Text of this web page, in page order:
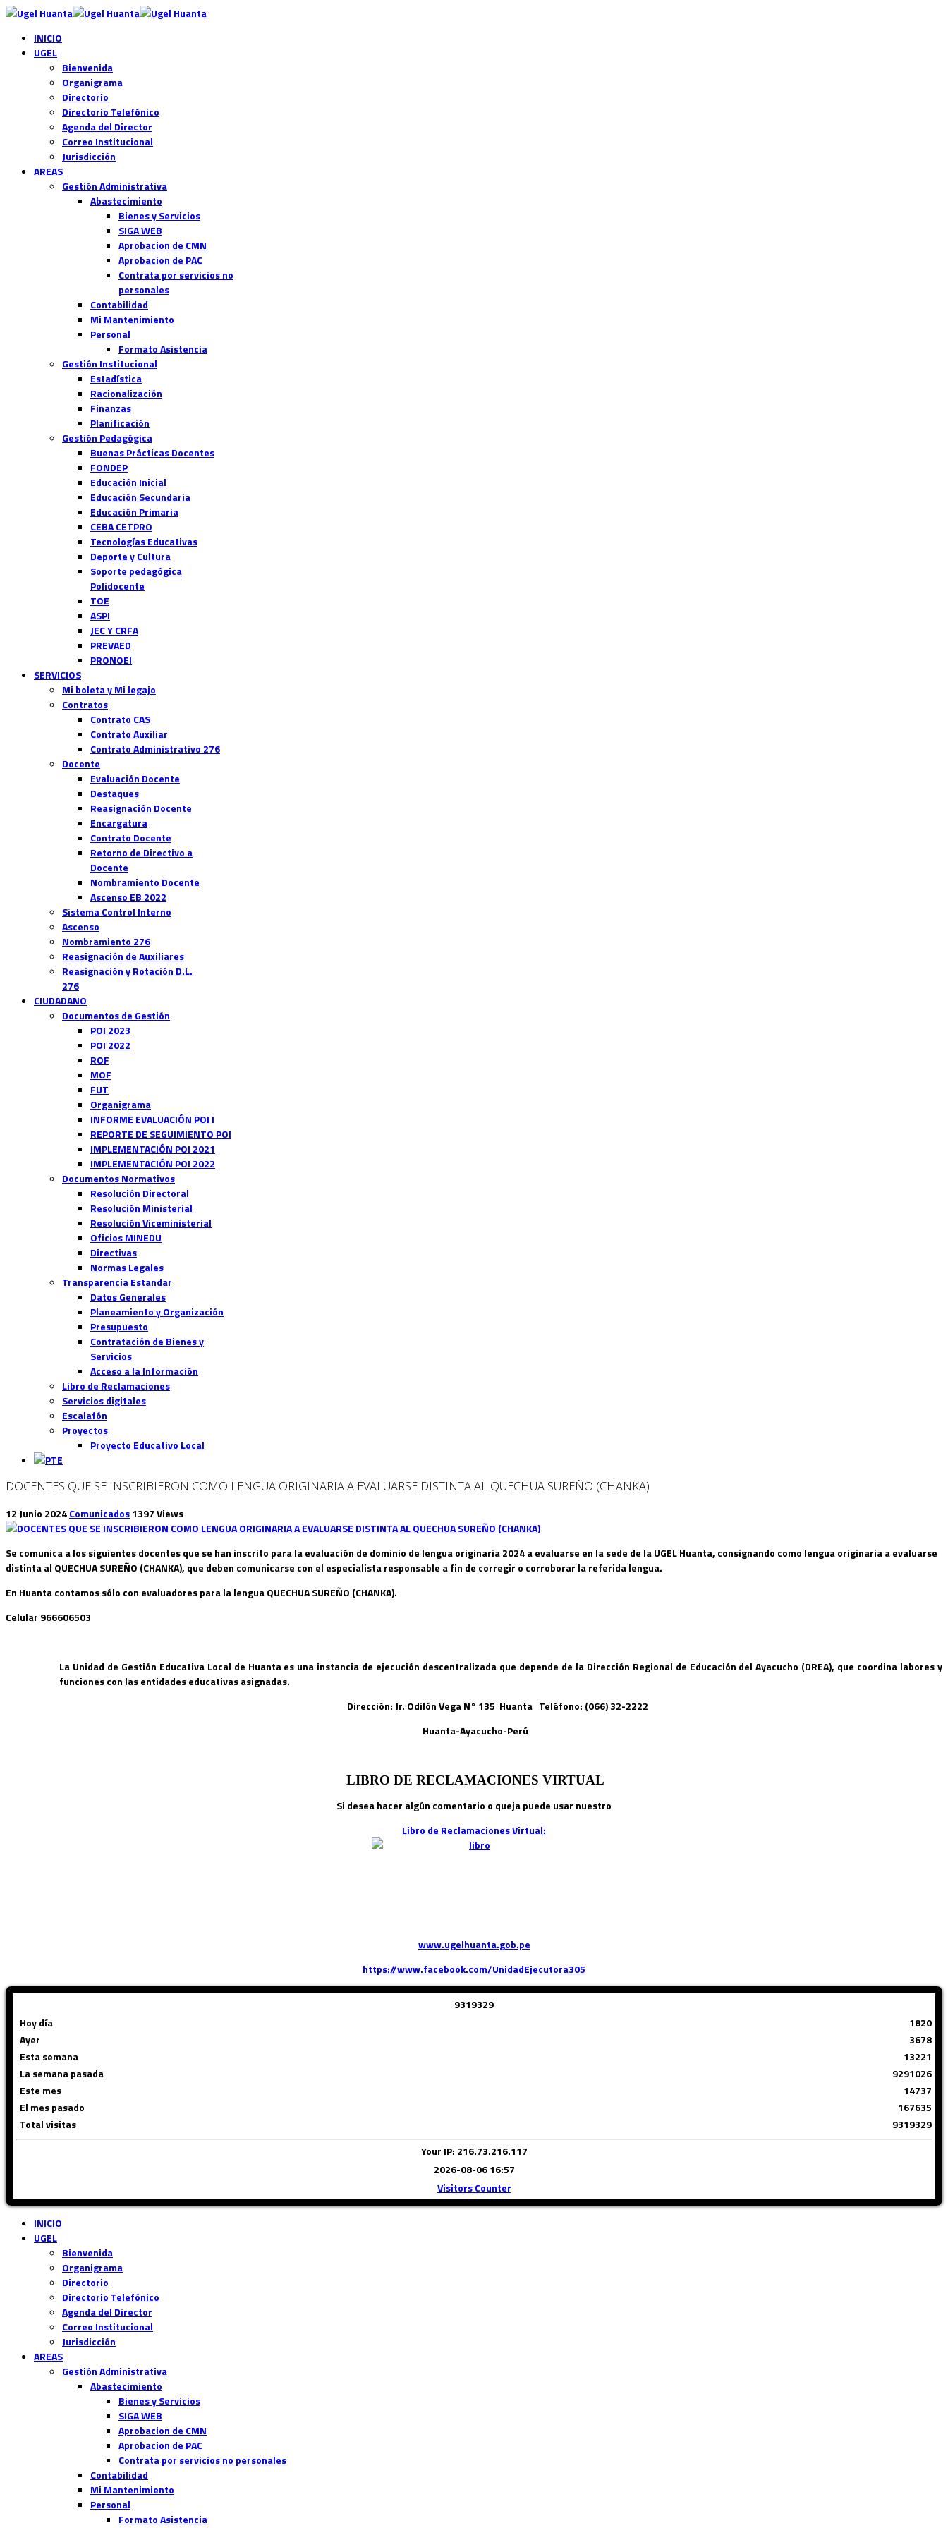
INICIO
UGEL
Bienvenida
Organigrama
Directorio
Directorio Telefónico
Agenda del Director
Correo Institucional
Jurisdicción
AREAS
Gestión Administrativa
Abastecimiento
Bienes y Servicios
SIGA WEB
Aprobacion de CMN
Aprobacion de PAC
Contrata por servicios no
personales
Contabilidad
Mi Mantenimiento
Personal
Formato Asistencia
Gestión Institucional
Estadística
Racionalización
Finanzas
Planificación
Gestión Pedagógica
Buenas Prácticas Docentes
FONDEP
Educación Inicial
Educación Secundaria
Educación Primaria
CEBA CETPRO
Tecnologías Educativas
Deporte y Cultura
Soporte pedagógica
Polidocente
TOE
ASPI
JEC Y CRFA
PREVAED
PRONOEI
SERVICIOS
Mi boleta y Mi legajo
Contratos
Contrato CAS
Contrato Auxiliar
Contrato Administrativo 276
Docente
Evaluación Docente
Destaques
Reasignación Docente
Encargatura
Contrato Docente
Retorno de Directivo a
Docente
Nombramiento Docente
Ascenso EB 2022
Sistema Control Interno
Ascenso
Nombramiento 276
Reasignación de Auxiliares
Reasignación y Rotación D.L.
276
CIUDADANO
Documentos de Gestión
POI 2023
POI 2022
ROF
MOF
FUT
Organigrama
INFORME EVALUACIÓN POI I
REPORTE DE SEGUIMIENTO POI
IMPLEMENTACIÓN POI 2021
IMPLEMENTACIÓN POI 2022
Documentos Normativos
Resolución Directoral
Resolución Ministerial
Resolución Viceministerial
Oficios MINEDU
Directivas
Normas Legales
Transparencia Estandar
Datos Generales
Planeamiento y Organización
Presupuesto
Contratación de Bienes y
Servicios
Acceso a la Información
Libro de Reclamaciones
Servicios digitales
Escalafón
Proyectos
Proyecto Educativo Local
DOCENTES QUE SE INSCRIBIERON COMO LENGUA ORIGINARIA A EVALUARSE DISTINTA AL QUECHUA SUREÑO (CHANKA)
12 Junio 2024Comunicados1397 Views
Se comunica a los siguientes docentes que se han inscrito para la evaluación de dominio de lengua originaria 2024 a evaluarse en la sede de la UGEL Huanta, consignando como lengua originaria a evaluarse
distinta al QUECHUA SUREÑO (CHANKA), que deben comunicarse con el especialista responsable a fin de corregir o corroborar la referida lengua.
En Huanta contamos sólo con evaluadores para la lengua QUECHUA SUREÑO (CHANKA).
Celular 966606503
La Unidad de Gestión Educativa Local de Huanta es una instancia de ejecución descentralizada que depende de la Dirección Regional de Educación del Ayacucho (DREA), que coordina labores y
funciones con las entidades educativas asignadas.
Dirección: Jr. Odilón Vega N° 135 Huanta Teléfono: (066) 32-2222
Huanta-Ayacucho-Perú
LIBRO DE RECLAMACIONES VIRTUAL
Si desea hacer algún comentario o queja puede usar nuestro
Libro de Reclamaciones Virtual:
www.ugelhuanta.gob.pe
https://www.facebook.com/UnidadEjecutora305
9319329
Hoy día
Ayer
Esta semana
La semana pasada
Este mes
El mes pasado
Total visitas
1820
3678
13221
9291026
14737
167635
9319329
Your IP: 216.73.216.117
2026-08-06 16:57
Visitors Counter
INICIO
UGEL
Bienvenida
Organigrama
Directorio
Directorio Telefónico
Agenda del Director
Correo Institucional
Jurisdicción
AREAS
Gestión Administrativa
Abastecimiento
Bienes y Servicios
SIGA WEB
Aprobacion de CMN
Aprobacion de PAC
Contrata por servicios no personales
Contabilidad
Mi Mantenimiento
Personal
Formato Asistencia